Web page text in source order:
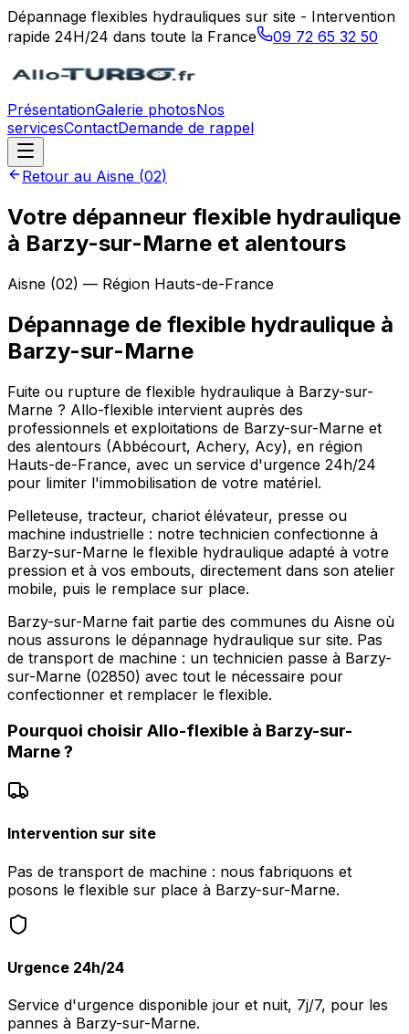
Dépannage flexibles hydrauliques sur site - Intervention
rapide 24H/24 dans toute la France
09 72 65 32 50
PrésentationGalerie photosNos
servicesContactDemande de rappel
Retour au Aisne (02)
Votre dépanneur flexible hydraulique
à Barzy-sur-Marne et alentours
Aisne (02) — Région Hauts-de-France
Dépannage de flexible hydraulique à
Barzy-sur-Marne
Fuite ou rupture de flexible hydraulique à Barzy-sur-
Marne ? Allo-flexible intervient auprès des
professionnels et exploitations de Barzy-sur-Marne et
des alentours (Abbécourt, Achery, Acy), en région
Hauts-de-France, avec un service d'urgence 24h/24
pour limiter l'immobilisation de votre matériel.
Pelleteuse, tracteur, chariot élévateur, presse ou
machine industrielle : notre technicien confectionne à
Barzy-sur-Marne le flexible hydraulique adapté à votre
pression et à vos embouts, directement dans son atelier
mobile, puis le remplace sur place.
Barzy-sur-Marne fait partie des communes du Aisne où
nous assurons le dépannage hydraulique sur site. Pas
de transport de machine : un technicien passe à Barzy-
sur-Marne (02850) avec tout le nécessaire pour
confectionner et remplacer le flexible.
Pourquoi choisir Allo-flexible à Barzy-sur-
Marne?
Intervention sur site
Pas de transport de machine : nous fabriquons et
posons le flexible sur place à Barzy-sur-Marne.
Urgence 24h/24
Service d'urgence disponible jour et nuit, 7j/7, pour les
pannes à Barzy-sur-Marne.